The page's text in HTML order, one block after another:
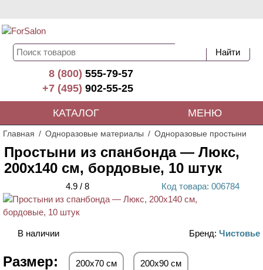
8 (800)555-79-57
+7 (495)902-55-25
КАТАЛОГ МЕНЮ
Главная Одноразовые материалы Одноразовые простыни
Простыни из спанбонда — Люкс,
200х140 см, бордовые, 10 штук
4.9 / 8 Код товара: 006784
В наличии Бренд: Чистовье
Размер: 200х70 см 200х90 см